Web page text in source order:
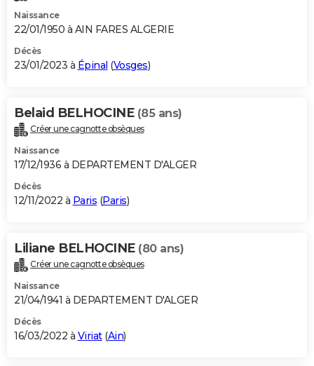
Naissance
22/01/1950 à AIN FARES ALGERIE
Décès
23/01/2023 à Épinal (Vosges)
Belaid BELHOCINE (85 ans)
Créer une cagnotte obsèques
Naissance
17/12/1936 à DEPARTEMENT D'ALGER
Décès
12/11/2022 à Paris (Paris)
Liliane BELHOCINE (80 ans)
Créer une cagnotte obsèques
Naissance
21/04/1941 à DEPARTEMENT D'ALGER
Décès
16/03/2022 à Viriat(Ain)